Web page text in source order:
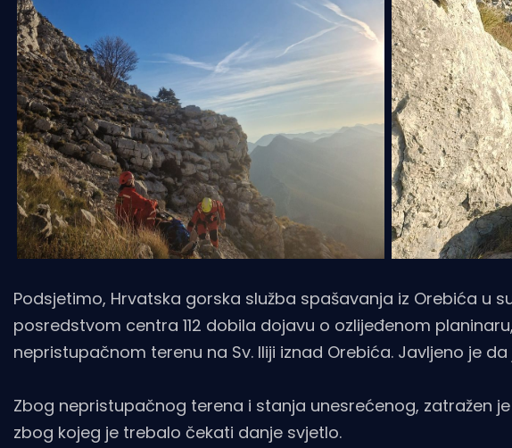
Podsjetimo, Hrvatska gorska služba spašavanja iz Orebića u
posredstvom centra 112 dobila dojavu o ozlijeđenom
nepristupačnom terenu na Sv. Iliji iznad Orebića. Javljeno je
Zbog nepristupačnog terena i stanja unesrećenog, zatražen
zbog kojeg je trebalo čekati danje svjetlo.